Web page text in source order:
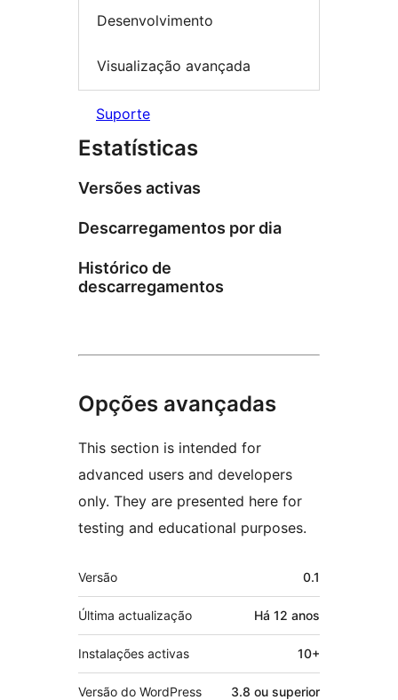
Desenvolvimento
Visualização avançada
Suporte
Estatísticas
Versões activas
Descarregamentos por dia
Histórico de
descarregamentos
Opções avançadas
This section is intended for
advanced users and developers
only. They are presented here for
testing and educational purposes.
Metadados
Versão 0.1
Última actualização Há 12 anos
Instalações activas 10+
Versão do WordPress 3.8 ou superior